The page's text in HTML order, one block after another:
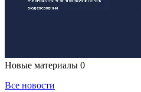
Новые материалы 0
Все новости